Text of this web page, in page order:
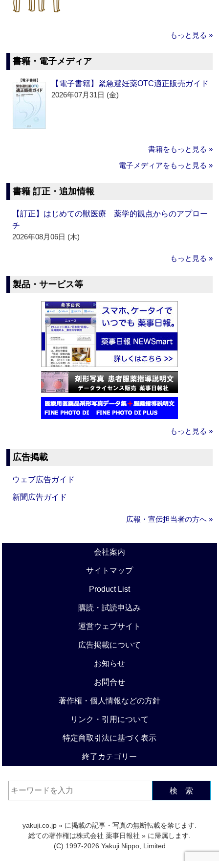
もっと見る »
書籍・電子メディア
【電子書籍】緊急避妊薬OTC適正販売ガイド
2026年07月31日 (金)
書籍をもっと見る »
電子メディアをもっと見る »
書籍 訂正・追加情報
【訂正】はじめての獣医療 薬学的観点からのアプロー
チ
2026年08月06日 (木)
もっと見る »
製品・サービス等
もっと見る »
広告掲載
ウェブ広告ガイド
新聞広告ガイド
広報・宣伝担当者の方へ »
会社案内
サイトマップ
Product List
購読・試読申込み
運営ウェブサイト
広告掲載について
お知らせ
お問合せ
著作権・個人情報などの方針
リンク・引用について
特定商取引法に基づく表示
終了カテゴリー
検 索
yakuji.co.jp » に掲載の記事・写真の無断転載を禁じます.
総ての著作権は株式会社 薬事日報社 » に帰属します.
(C) 1997-2026 Yakuji Nippo, Limited